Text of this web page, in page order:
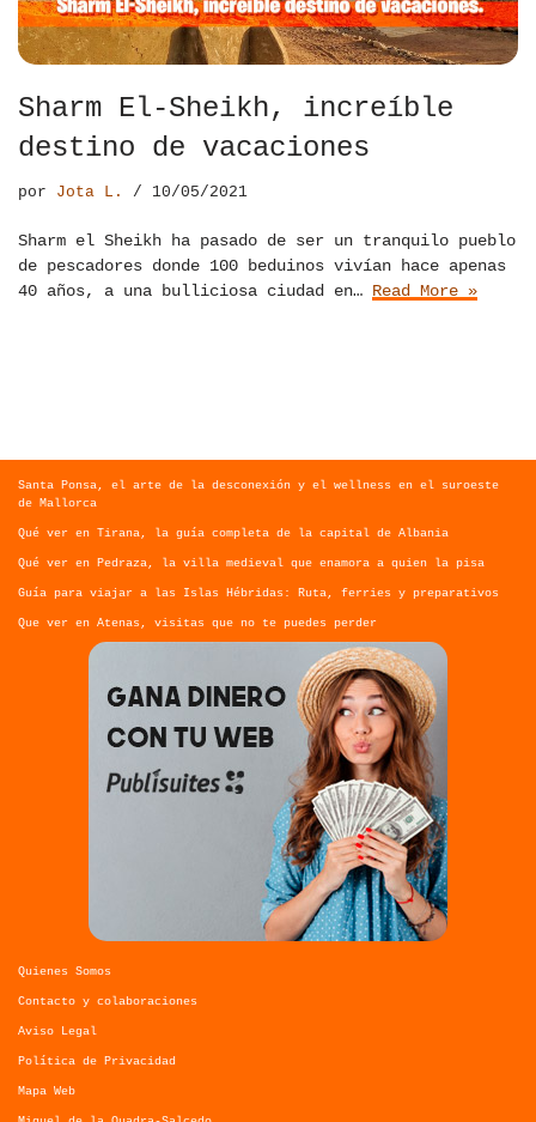
Sharm El-Sheikh, increíble
destino de vacaciones
por Jota L. 10/05/2021
Sharm el Sheikh ha pasado de ser un tranquilo pueblo
de pescadores donde 100 beduinos vivían hace apenas
40 años, a una bulliciosa ciudad en… Read More »
Santa Ponsa, el arte de la desconexión y el wellness en el suroeste
de Mallorca
Qué ver en Tirana, la guía completa de la capital de Albania
Qué ver en Pedraza, la villa medieval que enamora a quien la pisa
Guía para viajar a las Islas Hébridas: Ruta, ferries y preparativos
Que ver en Atenas, visitas que no te puedes perder
Quienes Somos
Contacto y colaboraciones
Aviso Legal
Política de Privacidad
Mapa Web